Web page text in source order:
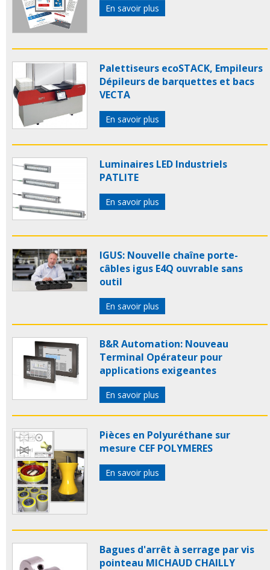
En savoir plus
Palettiseurs ecoSTACK, Empileurs
Dépileurs de barquettes et bacs
VECTA
En savoir plus
Luminaires LED Industriels
PATLITE
En savoir plus
IGUS: Nouvelle chaîne porte-
câbles igus E4Q ouvrable sans
outil
En savoir plus
B&R Automation: Nouveau
Terminal Opérateur pour
applications exigeantes
En savoir plus
Pièces en Polyuréthane sur
mesure CEF POLYMERES
En savoir plus
Bagues d'arrêt à serrage par vis
pointeau MICHAUD CHAILLY